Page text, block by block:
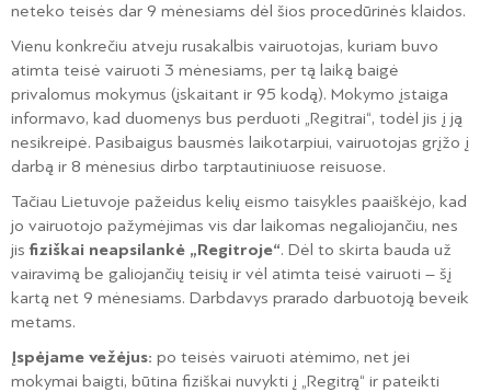
neteko teisės dar 9 mėnesiams dėl šios procedūrinės klaidos.
Vienu konkrečiu atveju rusakalbis vairuotojas, kuriam buvo
atimta teisė vairuoti 3 mėnesiams, per tą laiką baigė
privalomus mokymus (įskaitant ir 95 kodą). Mokymo įstaiga
informavo, kad duomenys bus perduoti „Regitrai“, todėl jis į ją
nesikreipė. Pasibaigus bausmės laikotarpiui, vairuotojas grįžo į
darbą ir 8 mėnesius dirbo tarptautiniuose reisuose.
Tačiau Lietuvoje pažeidus kelių eismo taisykles paaiškėjo, kad
jo vairuotojo pažymėjimas vis dar laikomas negaliojančiu, nes
jisfiziškai neapsilankė „Regitroje“. Dėl to skirta bauda už
vairavimą be galiojančių teisių ir vėl atimta teisė vairuoti – šį
kartą net 9 mėnesiams. Darbdavys prarado darbuotoją beveik
metams.
Įspėjame vežėjus: po teisės vairuoti atėmimo, net jei
mokymai baigti, būtina fiziškai nuvykti į „Regitrą“ ir pateikti